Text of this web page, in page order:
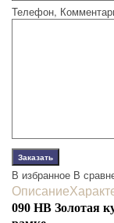
Телефон,
В избранное В
Описание
090 HB Золотая